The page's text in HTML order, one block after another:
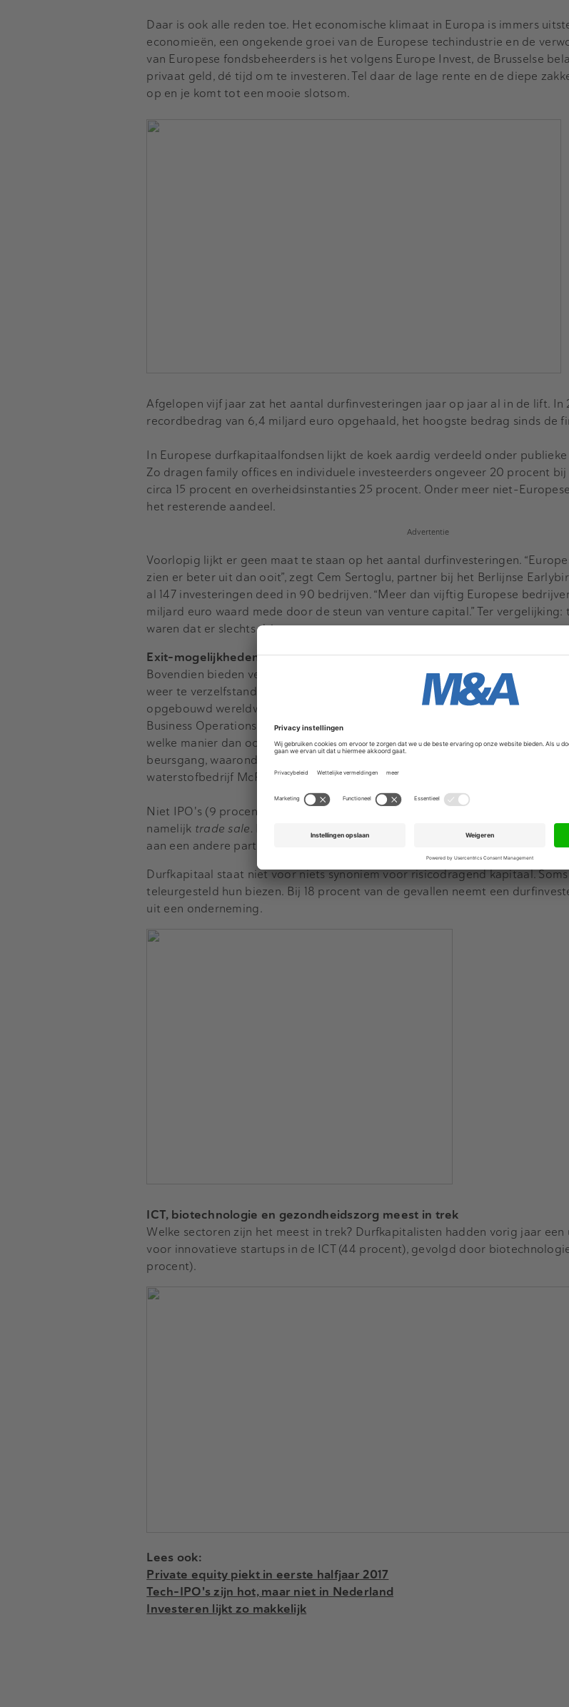
Daar is ook alle reden toe. Het economische klimaat in Europa is immers
economieën, een ongekende groei van de Europese techindustrie en de
van Europese fondsbeheerders is het volgens Europe Invest, de Brusselse
privaat geld, dé tijd om te investeren. Tel daar de lage rente en de diepe
op en je komt tot een mooie slotsom.
Afgelopen vijf jaar zat het aantal durfinvesteringen jaar op jaar al in de lift. In
recordbedrag van 6,4 miljard euro opgehaald, het hoogste bedrag sinds de
In Europese durfkapitaalfondsen lijkt de koek aardig verdeeld onder
Zo dragen family offices en individuele investeerders ongeveer 20 procent
circa 15 procent en overheidsinstanties 25 procent. Onder meer niet-
het resterende aandeel.
Advertentie
Voorlopig lijkt er geen maat te staan op het aantal durfinvesteringen.
zien er beter uit dan ooit”, zegt Cem Sertoglu, partner bij het Berlijnse
al 147 investeringen deed in 90 bedrijven. “Meer dan vijftig Europese
miljard euro waard mede door de steun van venture capital.” Ter vergelijking:
waren dat er slechts drie.
Exit-mogelijkheden
Bovendien bieden verschillende exitmogelijkheden mooie kansen om een
weer te verzelfstandigen én als investeerder te cashen. “Europese VC’s
opgebouwd wereldwijd. Dat helpt niet alleen een bedrijf met
Business Operations bij Gimv. “Maar verbetert ook het vooruitzicht van een
welke manier dan ook.” Gimv heeft volgens Crunchbase tien keer een exit
beursgang, waaronder het Leidse biotechbedrijf Prosensa in 2002 en meer
waterstofbedrijf McPhy drie jaar geleden.
Niet IPO's (9 procent) blijken de meest populaire manier om een bedrijf te
namelijk trade sale.
Maar liefst 39 procent van de durfkapitalisten verkoopt
aan een andere partij.
Durfkapitaal staat niet voor niets synoniem voor risicodragend kapitaal.
teleurgesteld hun biezen. Bij 18 procent van de gevallen neemt een
uit een onderneming.
ICT, biotechnologie en gezondheidszorg meest in trek
Welke sectoren zijn het meest in trek? Durfkapitalisten hadden vorig jaar
voor innovatieve startups in de ICT (44 procent), gevolgd door
procent).
Lees ook:
Private equity piekt in eerste halfjaar 2017
Tech-IPO's zijn hot, maar niet in Nederland
Investeren lijkt zo makkelijk